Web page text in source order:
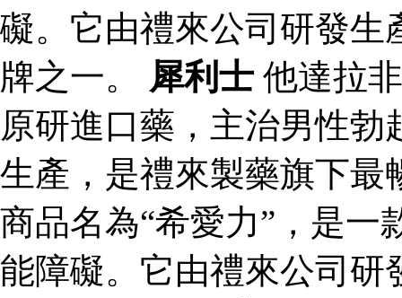
礙。它由禮來公司研發生
牌之一。 犀利士 他達拉
原研進口藥，主治男性
生產，是禮來製藥旗下最
商品名為“希愛力”，是一
能障礙。它由禮來公司研